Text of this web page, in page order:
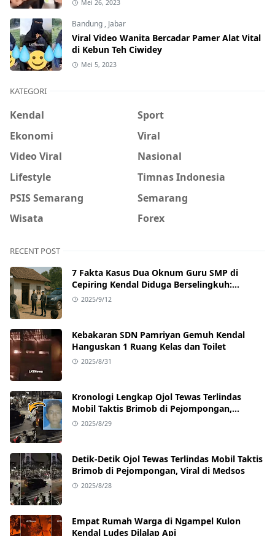
Mei 26, 2023
Bandung , Jabar
Viral Video Wanita Bercadar Pamer Alat Vital
di Kebun Teh Ciwidey
Mei 5, 2023
KATEGORI
Kendal
Sport
Ekonomi
Viral
Video Viral
Nasional
Lifestyle
Timnas Indonesia
PSIS Semarang
Semarang
Wisata
Forex
RECENT POST
7 Fakta Kasus Dua Oknum Guru SMP di
Cepiring Kendal Diduga Berselingkuh:
Kronologi, Pengakuan, hingga Sanksi
2025/9/12
Kebakaran SDN Pamriyan Gemuh Kendal
Hanguskan 1 Ruang Kelas dan Toilet
2025/8/31
Kronologi Lengkap Ojol Tewas Terlindas
Mobil Taktis Brimob di Pejompongan,
Ternyata Sedang Antar Orderan
2025/8/29
Detik-Detik Ojol Tewas Terlindas Mobil Taktis
Brimob di Pejompongan, Viral di Medsos
2025/8/28
Empat Rumah Warga di Ngampel Kulon
Kendal Ludes Dilalap Api